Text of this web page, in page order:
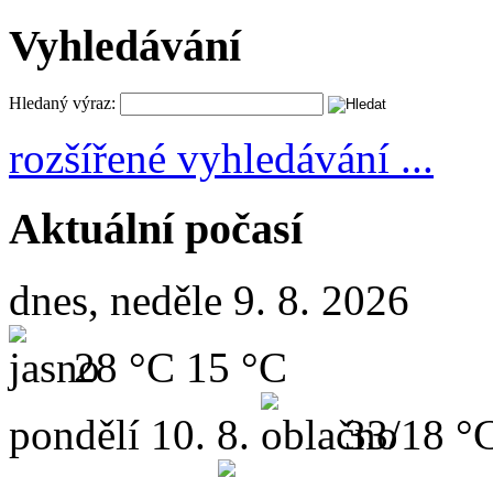
Vyhledávání
Hledaný výraz:
rozšířené vyhledávání ...
Aktuální počasí
dnes, neděle 9. 8. 2026
28 °C 15 °C
pondělí 10. 8.
33/18